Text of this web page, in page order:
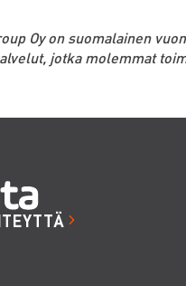
Oy on suomalainen
jotka molemmat